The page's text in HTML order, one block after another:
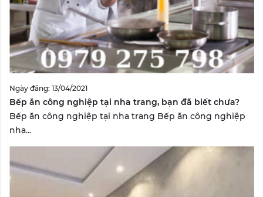
Ngày đăng: 13/04/2021
Bếp ăn công nghiệp tại nha trang, bạn đã biết chưa?
Bếp ăn công nghiệp tại nha trang Bếp ăn công nghiệp
nha...